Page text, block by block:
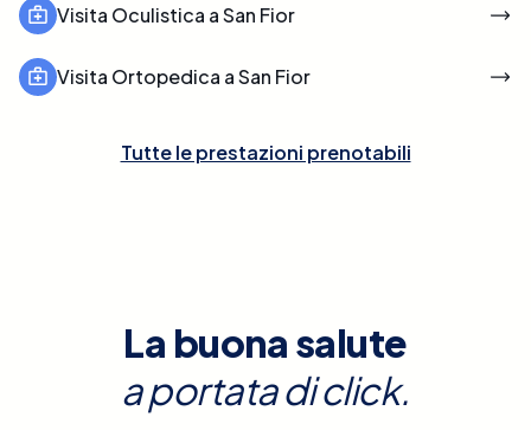
Visita Oculistica a San Fior
Visita Ortopedica a San Fior
Tutte le prestazioni prenotabili
La buona salute
a portata di click.